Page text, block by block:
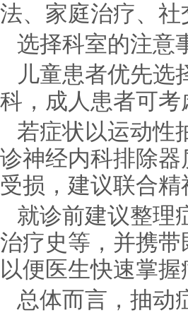
法、家庭治疗、
选择科室的注意
儿童患者优先选
科，成人患者可
若症状以运动性
诊神经内科排除
受损，建议联合
就诊前建议整理
治疗史等，并携
以便医生快速掌握
总体而言，抽动